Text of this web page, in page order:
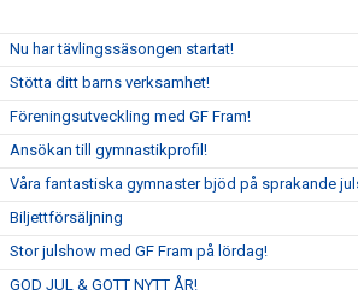
Nu har tävlingssäsongen startat!
Stötta ditt barns verksamhet!
Föreningsutveckling med GF Fram!
Ansökan till gymnastikprofil!
Våra fantastiska gymnaster bjöd på sprakande
Biljettförsäljning
Stor julshow med GF Fram på lördag!
GOD JUL & GOTT NYTT ÅR!